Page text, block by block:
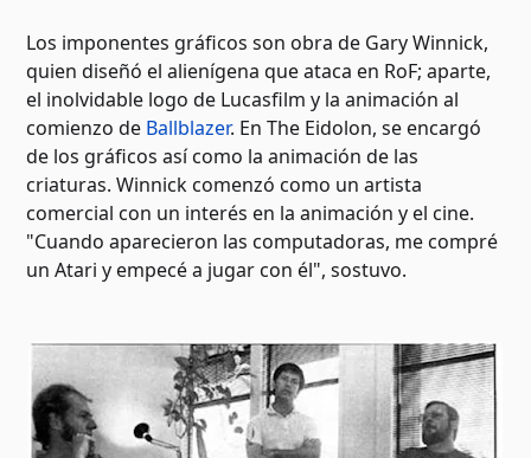
Los imponentes gráficos son obra de Gary Winnick,
quien diseñó el alienígena que ataca en RoF; aparte,
el inolvidable logo de Lucasfilm y la animación al
comienzo de Ballblazer. En The Eidolon, se encargó
de los gráficos así como la animación de las
criaturas. Winnick comenzó como un artista
comercial con un interés en la animación y el cine.
"Cuando aparecieron las computadoras, me compré
un Atari y empecé a jugar con él", sostuvo.